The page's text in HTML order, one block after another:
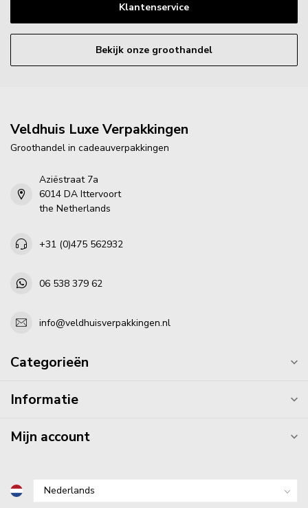
Klantenservice
Bekijk onze groothandel
Veldhuis Luxe Verpakkingen
Groothandel in cadeauverpakkingen
Aziëstraat 7a
6014 DA Ittervoort
the Netherlands
+31 (0)475 562932
06 538 379 62
info@veldhuisverpakkingen.nl
Categorieën
Informatie
Mijn account